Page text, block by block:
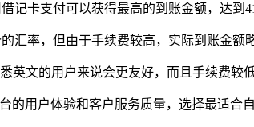
记卡支付可以获得最高的到账金额，达到
汇率，但由于手续费较高，实际到账金额略
英文的用户来说会更友好，而且手续费较
的用户体验和客户服务质量，选择最适合自